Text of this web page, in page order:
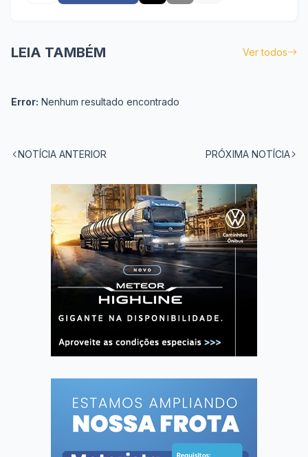
LEIA TAMBÉM Ver todos
Error: Nenhum resultado encontrado
NOTÍCIA ANTERIOR PRÓXIMA NOTÍCIA